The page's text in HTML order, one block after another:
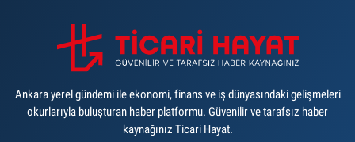
Ankara yerel gündemi ile ekonomi, finans ve iş dünyasındaki gelişmeleri
okurlarıyla buluşturan haber platformu. Güvenilir ve tarafsız haber
kaynağınız Ticari Hayat.